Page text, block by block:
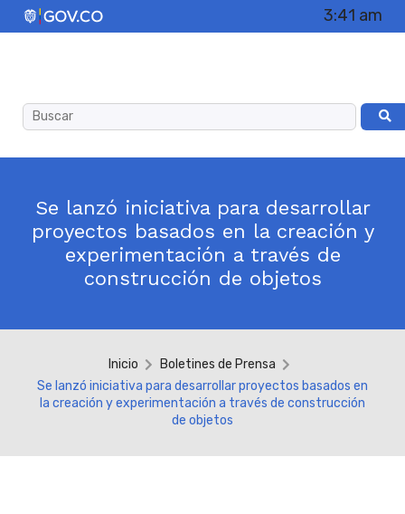
3:41 am
Se lanzó iniciativa para desarrollar
proyectos basados en la creación y
experimentación a través de
construcción de objetos
Inicio
Boletines de Prensa
Se lanzó iniciativa para desarrollar proyectos basados en
la creación y experimentación a través de construcción
de objetos